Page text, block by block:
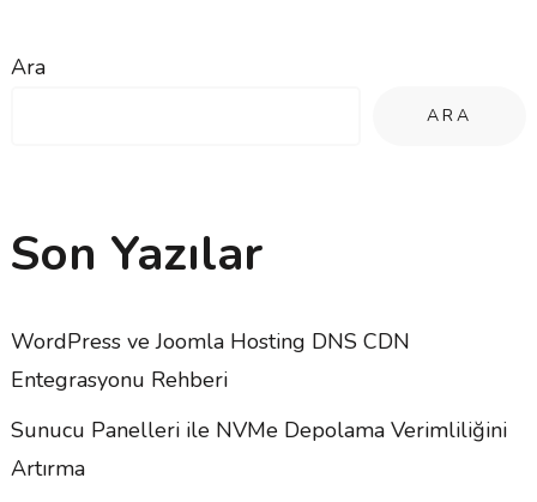
Ara
ARA
Son Yazılar
WordPress ve Joomla Hosting DNS CDN
Entegrasyonu Rehberi
Sunucu Panelleri ile NVMe Depolama Verimliliğini
Artırma